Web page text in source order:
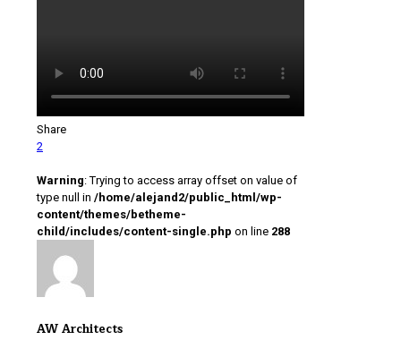
Share
2
Warning: Trying to access array offset on value of
type null in /home/alejand2/public_html/wp-
content/themes/betheme-
child/includes/content-single.php on line 288
AW Architects